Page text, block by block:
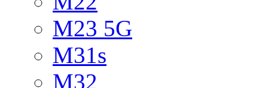
M23 5G
M31s
M32